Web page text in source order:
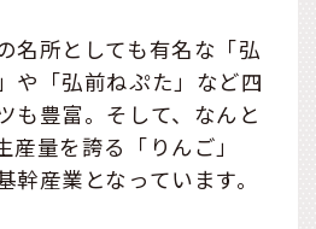
名所としても有名な「弘
や「弘前ねぷた」など四
も豊富。そして、なんと
産量を誇る「りんご」
産業となっています。